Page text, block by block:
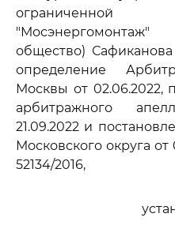
ограниченной
общество)
определение
Москвы от 02.06.2022,
арбитражного
21.09.2022 и
Московского округа от
52134/2016,